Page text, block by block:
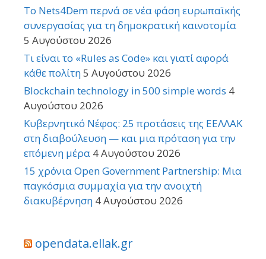
Το Nets4Dem περνά σε νέα φάση ευρωπαϊκής
συνεργασίας για τη δημοκρατική καινοτομία
5 Αυγούστου 2026
Τι είναι το «Rules as Code» και γιατί αφορά
κάθε πολίτη5 Αυγούστου 2026
Blockchain technology in 500 simple words 4
Αυγούστου 2026
Κυβερνητικό Νέφος: 25 προτάσεις της ΕΕΛΛΑΚ
στη διαβούλευση — και μια πρόταση για την
επόμενη μέρα 4 Αυγούστου 2026
15 χρόνια Open Government Partnership: Μια
παγκόσμια συμμαχία για την ανοιχτή
διακυβέρνηση 4 Αυγούστου 2026
opendata.ellak.gr